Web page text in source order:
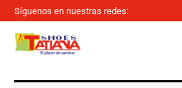
contenido
Síguenos en nuestras redes: